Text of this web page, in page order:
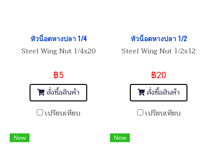
หัวน็อตหางปลา 1/4
Steel Wing Nut 1/4x20
฿5
สั่งซื้อสินค้า
เปรียบเทียบ
หัวน็อตหางปลา 1/2
Steel Wing Nut 1/2x12
฿20
สั่งซื้อสินค้า
เปรียบเทียบ
New New